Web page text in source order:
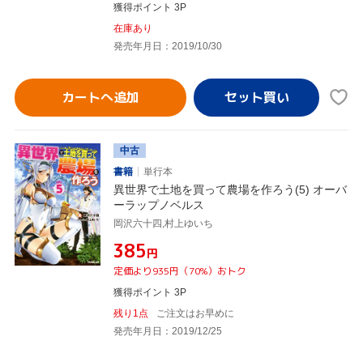
獲得ポイント 3P
在庫あり
発売年月日：2019/10/30
カートへ追加
中古
書籍
単行本
異世界で土地を買って農場を作ろう(5) オーバ
ーラップノベルス
岡沢六十四,村上ゆいち
¥385円
定価より935円（70%）おトク
獲得ポイント 3P
残り1点
ご注文はお早めに
発売年月日：2019/12/25